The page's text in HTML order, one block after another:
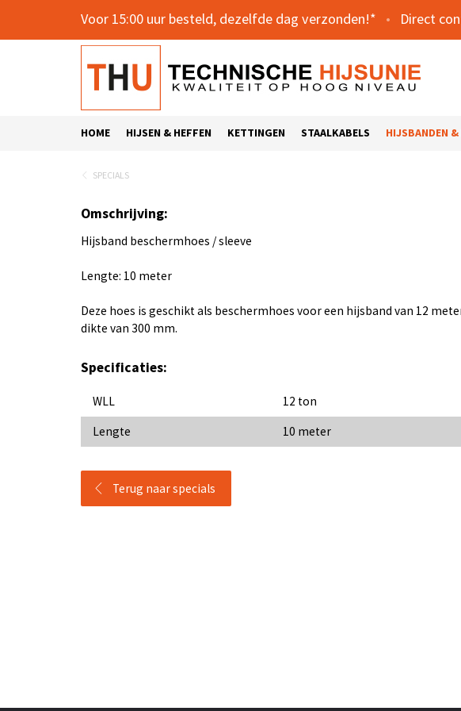
Voor 15:00 uur besteld, dezelfde dag verzonden!*
HOME HIJSEN & HEFFEN KETTINGEN STAALKABELS HIJSBANDEN
SPECIALS
Omschrijving:
Hijsband beschermhoes / sleeve
Lengte: 10 meter
Deze hoes is geschikt als beschermhoes voor een hijsband van 12
dikte van 300 mm.
Specificaties:
WLL
12 ton
Lengte
10 meter
Terug naar specials